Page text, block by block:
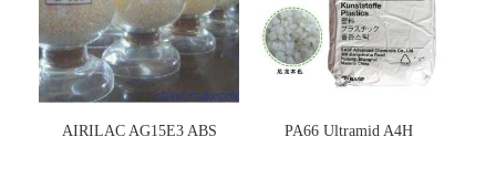
AIRILAC AG15E3 ABS PA66 Ultramid A4H